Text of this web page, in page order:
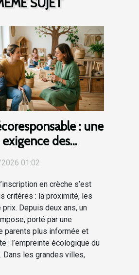
SUJET
: une
des
01:02
en crèche s’est
critères : la proximité, les
Depuis deux ans, un
porté par une
parents plus informée et
: l’empreinte écologique du
Dans les grandes villes,